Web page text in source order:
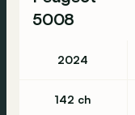
5008
2024
142 ch